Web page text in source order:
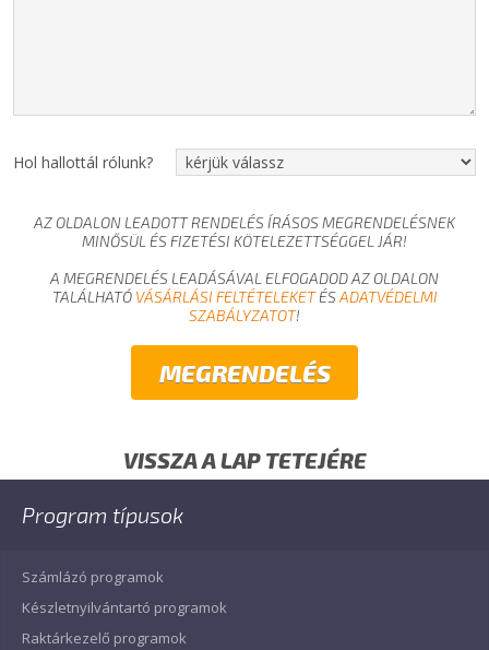
Hol hallottál rólunk?
AZ OLDALON LEADOTT RENDELÉS ÍRÁSOS MEGRENDELÉSNEK
MINŐSÜL ÉS FIZETÉSI KÖTELEZETTSÉGGEL JÁR!
A MEGRENDELÉS LEADÁSÁVAL ELFOGADOD AZ OLDALON
TALÁLHATÓ VÁSÁRLÁSI FELTÉTELEKETÉSADATVÉDELMI
SZABÁLYZATOT!
VISSZA A LAP TETEJÉRE
Program típusok
Számlázó programok
Készletnyilvántartó programok
Raktárkezelő programok